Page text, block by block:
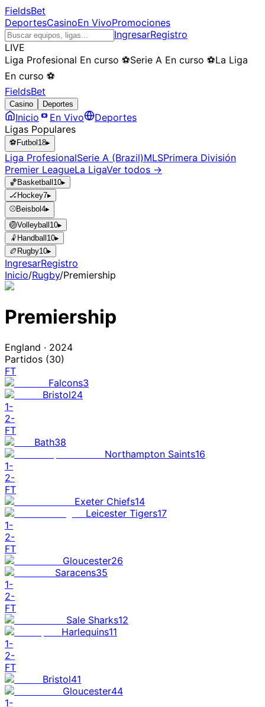
FieldsBet
DeportesCasinoEn VivoPromociones
IngresarRegistro
LIVE
Liga Profesional En curso ⚽Serie A En curso ⚽La Liga
En curso ⚽
FieldsBet
Casino Deportes
Inicio En Vivo
Deportes
Ligas Populares
⚽ Futbol 18▸
Liga ProfesionalSerie A (Brazil)MLSPrimera División
Premier LeagueLa LigaVer todos →
🏀 Basketball 10▸
🏒 Hockey7▸
⚾Beisbol 4▸
🏐Volleyball 10▸
🤾 Handball 10▸
🏉 Rugby10▸
IngresarRegistro
Inicio/Rugby/Premiership
Premiership
England · 2024
Partidos (30)
FT
Falcons3
Bristol24
1-
2-
FT
Bath38
Northampton Saints16
1-
2-
FT
Exeter Chiefs14
Leicester Tigers17
1-
2-
FT
Gloucester26
Saracens35
1-
2-
FT
Sale Sharks12
Harlequins11
1-
2-
FT
Bristol41
Gloucester44
1-